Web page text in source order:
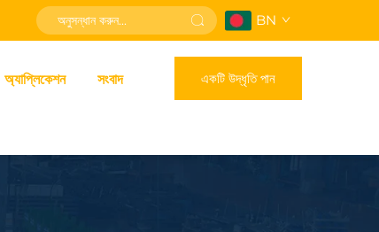
BN
অ্যাপ্লিকেশন সংবাদ একটি উদ্ধৃতি পান